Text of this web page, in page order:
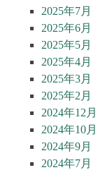
2025年7月
2025年6月
2025年5月
2025年4月
2025年3月
2025年2月
2024年12月
2024年10月
2024年9月
2024年7月